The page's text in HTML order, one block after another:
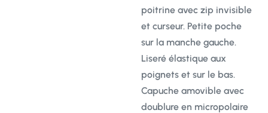
poitrine avec zip invisible
et curseur. Petite poche
sur la manche gauche.
Liseré élastique aux
poignets et sur le bas.
Capuche amovible avec
doublure en micropolaire